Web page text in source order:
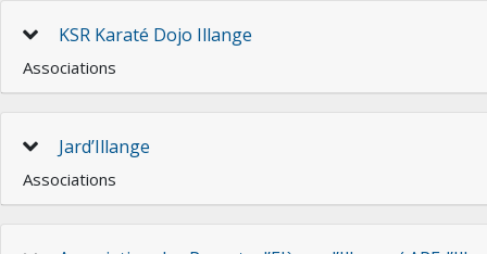
KSR Karaté Dojo Illange
Associations
Jard’Illange
Associations